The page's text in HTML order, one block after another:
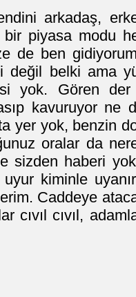
arkadaş,
bir piyasa modu
de ben
değil belki ama
yok. Gören
kavuruyor ne
yer yok, benzin
oralar da
sizden haberi
kiminle
Caddeye
cıvıl cıvıl,